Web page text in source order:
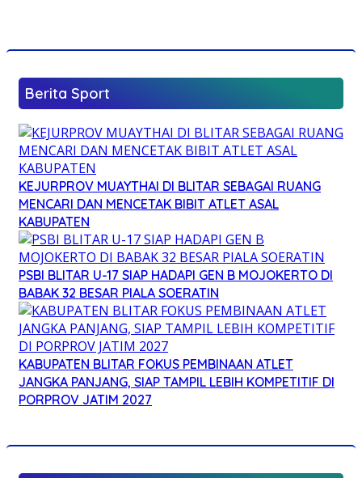
Berita Sport
KEJURPROV MUAYTHAI DI BLITAR SEBAGAI RUANG
MENCARI DAN MENCETAK BIBIT ATLET ASAL
KABUPATEN
PSBI BLITAR U-17 SIAP HADAPI GEN B MOJOKERTO DI
BABAK 32 BESAR PIALA SOERATIN
KABUPATEN BLITAR FOKUS PEMBINAAN ATLET
JANGKA PANJANG, SIAP TAMPIL LEBIH KOMPETITIF DI
PORPROV JATIM 2027